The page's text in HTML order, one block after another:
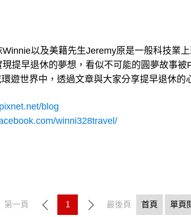
以及美籍先生Jeremy原是一般科技業
提早退休的夢想，看似不可能的圓夢故事
遊世界中，透過文章與大家分享提早退休的
blog
winni328travel/
第一頁 1 最後頁 首頁 單頁